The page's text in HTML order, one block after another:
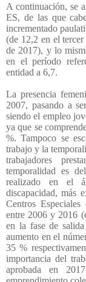
A continuación, se
ES, de las que
incrementado
(de 12,2 en el
de 2017), y lo
en el período
entidad a 6,7.
La presencia
2007, pasando a
siendo el empleo
ya que se
%. Tampoco se
trabajo y la
trabajadores
temporalidad es
realizado en el
discapacidad, más
Centros
entre 2006 y 2016
en la fase de
aumento en el
35 %
importancia del
aprobada en